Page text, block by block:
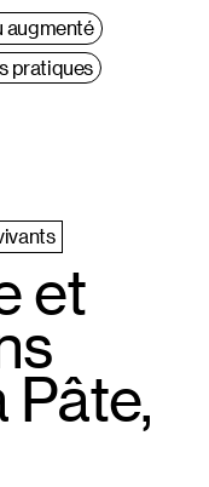
augmenté
pratiques
et
Pâte,